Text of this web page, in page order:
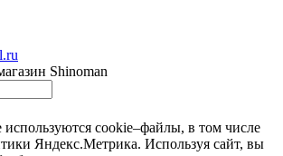
Shinoman
cookie–файлы, в том числе
Яндекс.Метрика. Используя сайт, вы